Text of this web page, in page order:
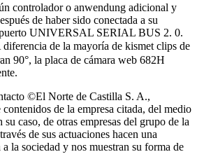
controlador o anwendung adicional y
de haber sido conectada a su
UNIVERSAL SERIAL BUS 2. 0.
de la mayoría de kismet clips de
90°, la placa de cámara web 682H
©El Norte de Castilla S. A.,
de la empresa citada, del medio
caso, de otras empresas del grupo de la
de sus actuaciones hacen una
la sociedad y nos muestran su forma de